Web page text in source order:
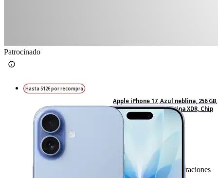
Patrocinado
Hasta 512€ por recompra
Apple iPhone 17, Azul neblina, 256 GB,
5G, 6.3" OLED Super Retina XDR, Chip
A19, iOS
Basado en 833 valoraciones